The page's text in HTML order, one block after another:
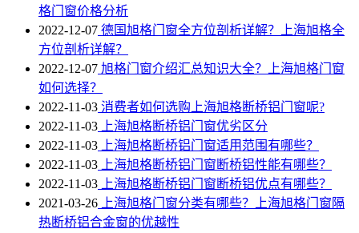
格门窗价格分析
2022-12-07 德国旭格门窗全方位剖析详解？上海旭格全
方位剖析详解？
2022-12-07 旭格门窗介绍汇总知识大全？上海旭格门窗
如何选择？
2022-11-03 消费者如何选购上海旭格断桥铝门窗呢?
2022-11-03 上海旭格断桥铝门窗优劣区分
2022-11-03 上海旭格​断桥铝门窗适用范围有哪些？
2022-11-03 上海旭格断桥铝门窗断桥铝性能有哪些？
2022-11-03 上海旭格断桥铝门窗断桥铝优点有哪些？
2021-03-26 上海旭格门窗分类有哪些？上海旭格门窗隔
热断桥铝合金窗的优越性